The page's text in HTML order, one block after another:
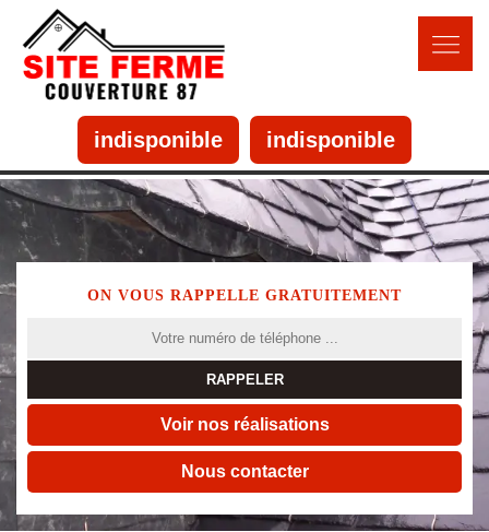
indisponible indisponible
ON VOUS RAPPELLE GRATUITEMENT
Voir nos réalisations
Nous contacter